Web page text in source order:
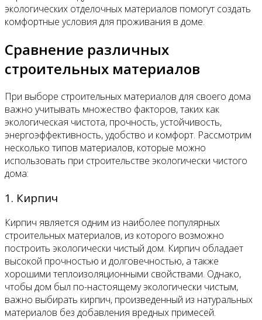
экологических отделочных материалов помогут создать
комфортные условия для проживания в доме.
Сравнение различных
строительных материалов
При выборе строительных материалов для своего дома
важно учитывать множество факторов, таких как
экологическая чистота, прочность, устойчивость,
энергоэффективность, удобство и комфорт. Рассмотрим
несколько типов материалов, которые можно
использовать при строительстве экологически чистого
дома:
1. Кирпич
Кирпич является одним из наиболее популярных
строительных материалов, из которого возможно
построить экологически чистый дом. Кирпич обладает
высокой прочностью и долговечностью, а также
хорошими теплоизоляционными свойствами. Однако,
чтобы дом был по-настоящему экологически чистым,
важно выбирать кирпич, произведенный из натуральных
материалов без добавления вредных примесей.